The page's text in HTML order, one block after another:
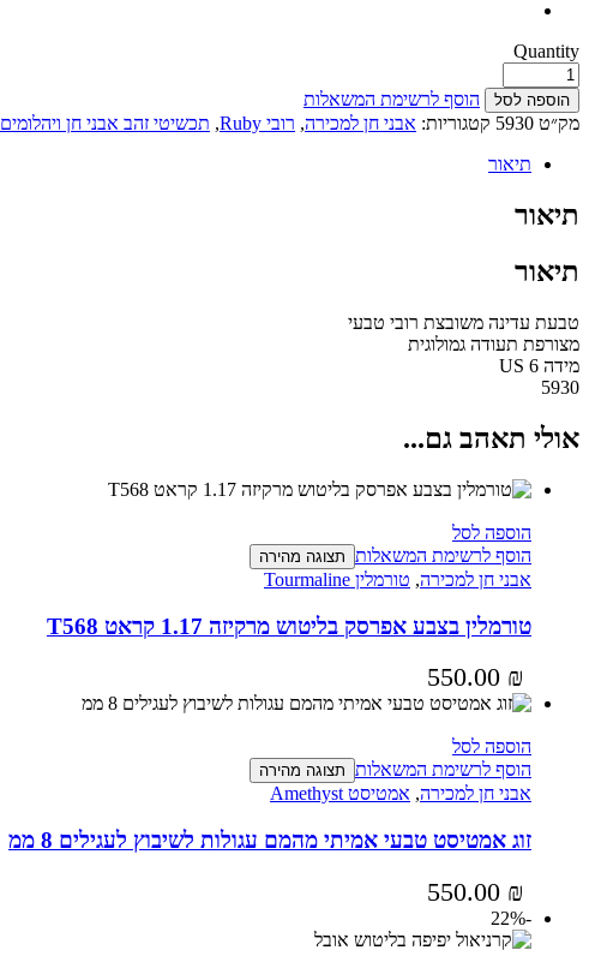
Quantity
הוספה לסל
הוסף לרשימת המשאלות
מק״ט 5930 קטגוריות: אבני חן למכירה, רובי Ruby , תכשיטי זהב אבני חן ויהלומים
תיאור
תיאור
תיאור
טבעת עדינה משובצת רובי טבעי
מצורפת תעודה גמולוגית
מידה 6 US
5930
אולי תאהב גם...
הוספה לסל
הוסף לרשימת המשאלות תצוגה מהירה
אבני חן למכירה, טורמלין Tourmaline
טורמלין בצבע אפרסק בליטוש מרקיזה 1.17 קראט T568
550.00 ₪
הוספה לסל
הוסף לרשימת המשאלות תצוגה מהירה
אבני חן למכירה, אמטיסט Amethyst
זוג אמטיסט טבעי אמיתי מהמם עגולות לשיבוץ לעגילים 8 ממ
550.00 ₪
-22%